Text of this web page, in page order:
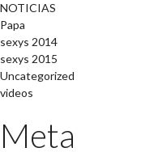
NOTICIAS
Papa
sexys 2014
sexys 2015
Uncategorized
videos
Meta